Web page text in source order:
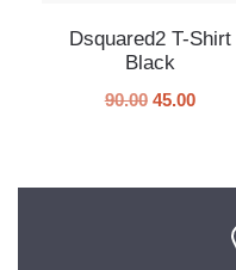
Dsquared2 T-Shirt
Black
90.00 45.00